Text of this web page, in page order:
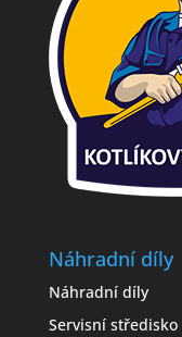
Náhradní díly
Náhradní díly
Servisní středisko